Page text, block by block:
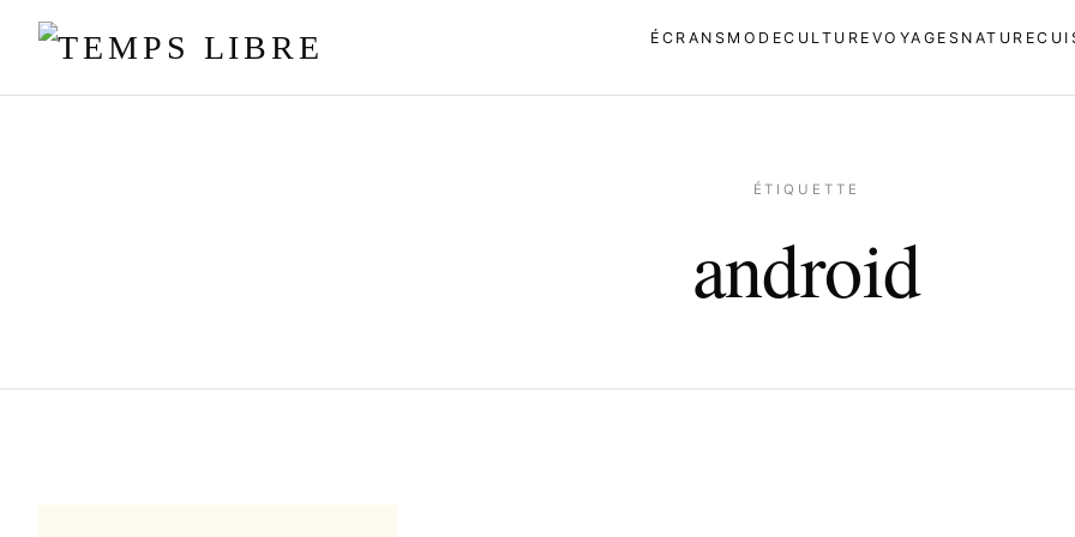
ÉCRANS MODECULTURE VOYAGES NATURE
ÉTIQUETTE
android